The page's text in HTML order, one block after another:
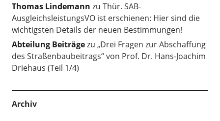
Thomas Lindemann zu Thür. SAB-
AusgleichsleistungsVO ist erschienen: Hier sind die
wichtigsten Details der neuen Bestimmungen!
Abteilung Beiträgezu „Drei Fragen zur Abschaffung
des Straßenbaubeitrags“ von Prof. Dr. Hans-Joachim
Driehaus (Teil 1/4)
Archiv